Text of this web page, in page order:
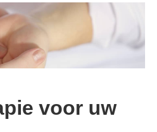
voor uw